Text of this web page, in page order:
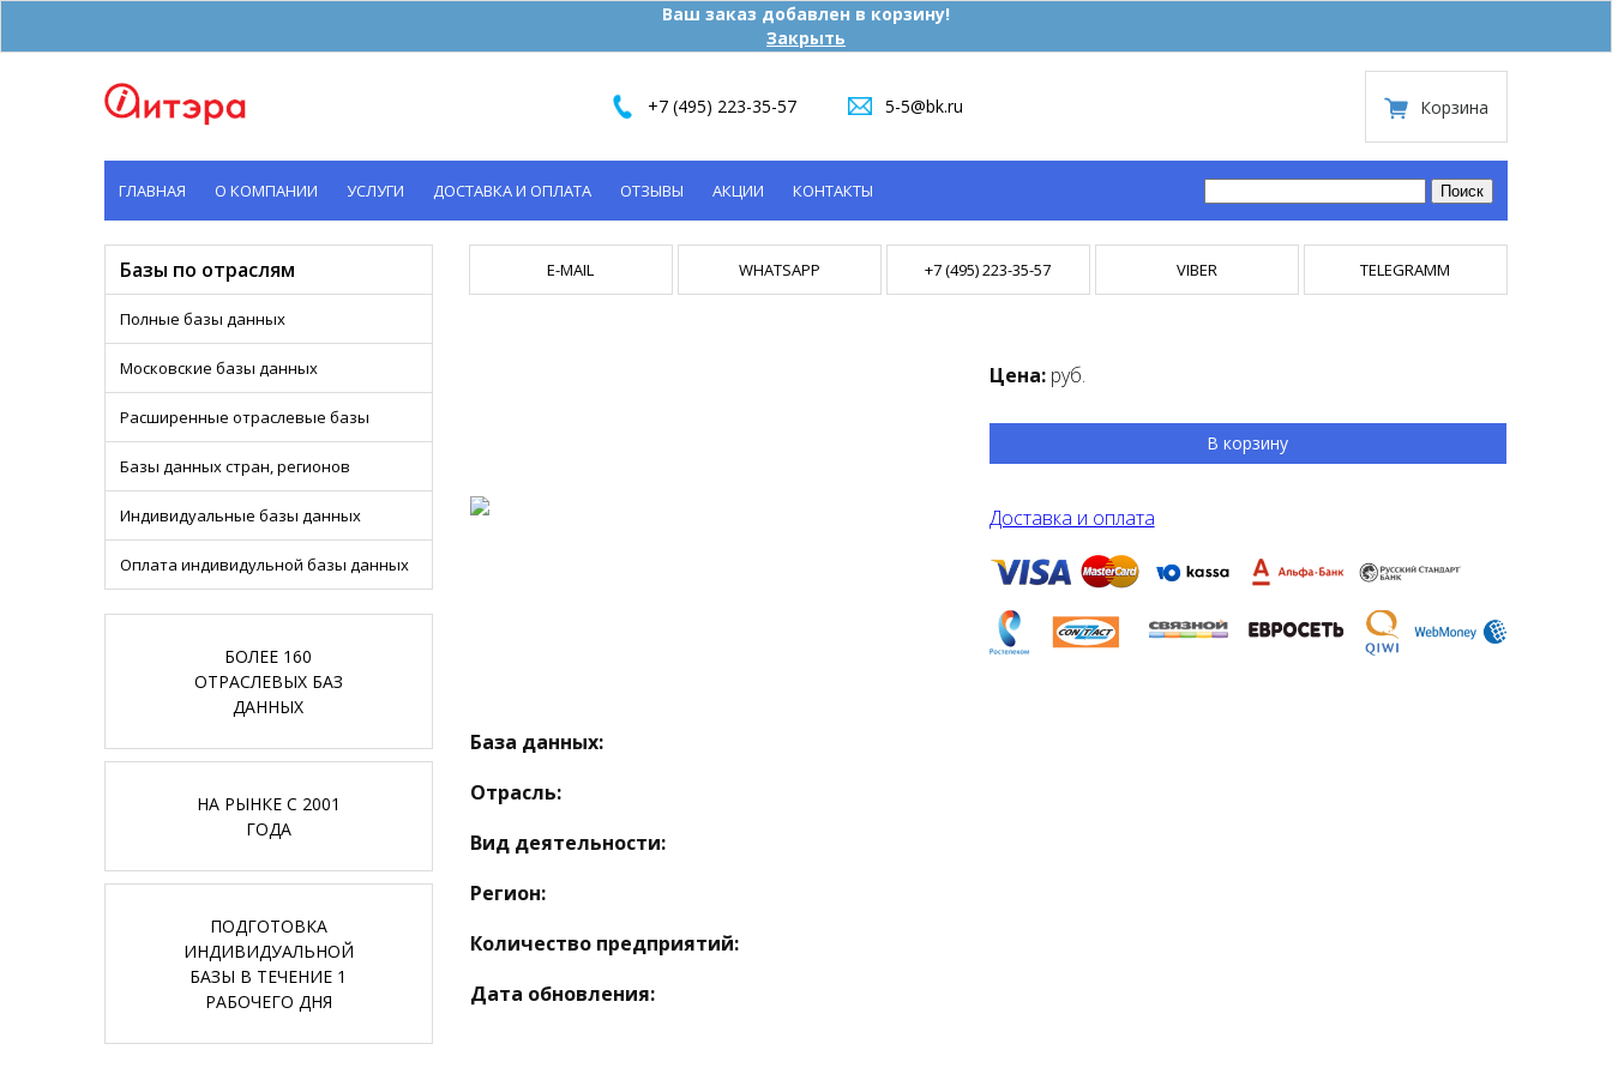
Ваш заказ добавлен в корзину!
Закрыть
+7 (495) 223-35-57 5-5@bk.ru Корзина
ГЛАВНАЯ О КОМПАНИИ УСЛУГИ ДОСТАВКА И ОПЛАТА ОТЗЫВЫ АКЦИИ КОНТАКТЫ
Базы по отраслям
Полные базы данных
Московские базы данных
Расширенные отраслевые базы
Базы данных стран, регионов
Индивидуальные базы данных
Оплата индивидульной базы данных
БОЛЕЕ 160
ОТРАСЛЕВЫХ БАЗ
ДАННЫХ
НА РЫНКЕ С 2001
ГОДА
ПОДГОТОВКА
ИНДИВИДУАЛЬНОЙ
БАЗЫ В ТЕЧЕНИЕ 1
РАБОЧЕГО ДНЯ
E-MAIL WHATSAPP +7 (495) 223-35-57 VIBER TELEGRAMM
Цена: руб.
В корзину
Доставка и оплата
База данных:
Отрасль:
Вид деятельности:
Регион:
Количество предприятий:
Дата обновления: